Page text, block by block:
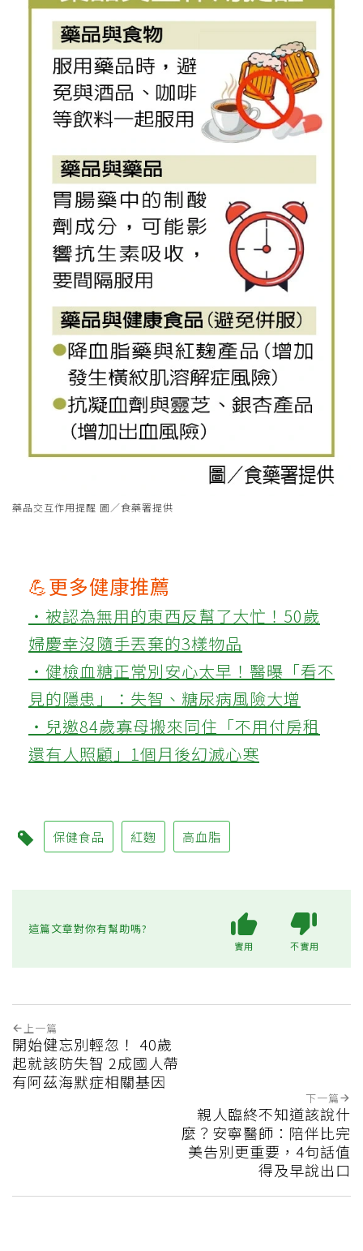
藥品交互作用提醒 圖／食藥署提供
💪更多健康推薦
‧被認為無用的東西反幫了大忙！50歲
婦慶幸沒隨手丟棄的3樣物品
‧健檢血糖正常別安心太早！醫曝「看不
見的隱患」：失智、糖尿病風險大增
‧兒邀84歲寡母搬來同住「不用付房租
還有人照顧」1個月後幻滅心寒
保健食品 紅麴 高血脂
這篇文章對你有幫助嗎?
實用 不實用
上一篇
開始健忘別輕忽！ 40歲
起就該防失智 2成國人帶
有阿茲海默症相關基因
下一篇
親人臨終不知道該說什
麼？安寧醫師：陪伴比完
美告別更重要，4句話值
得及早說出口